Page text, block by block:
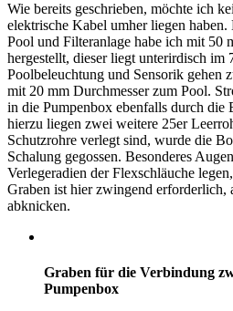
Wie bereits geschrieben, möchte ich
elektrische Kabel umher liegen
Pool und Filteranlage habe ich mit 50
hergestellt, dieser liegt unterirdisch im
Poolbeleuchtung und Sensorik gehen
mit 20 mm Durchmesser zum Pool.
in die Pumpenbox ebenfalls durch die
hierzu liegen zwei weitere 25er
Schutzrohre verlegt sind, wurde die
Schalung gegossen. Besonderes
Verlegeradien der Flexschläuche
Graben ist hier zwingend erforderlich,
abknicken.
Graben für die Verbindung
Pumpenbox